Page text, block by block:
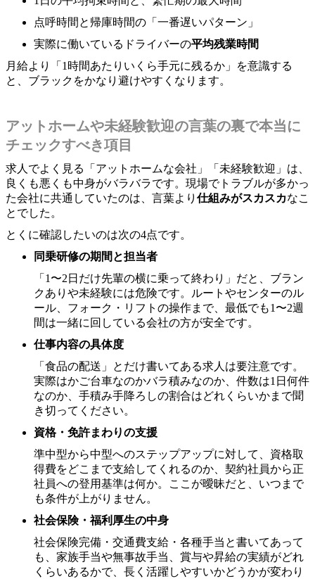
点呼時間と帰庫時間の「一番遅いパターン」
実際に働いているドライバーの平均残業時間
月給より「1時間あたりいくら手元に残るか」を意識する
と、ブラックをかなり避けやすくなります。
アットホームや未経験歓迎の言葉の裏で本当に
チェックすべき項目
求人でよく見る「アットホームな会社」「未経験歓迎」は、
良くも悪くも中身がバラバラです。現場でトラブルが多かっ
た会社に共通していたのは、言葉より 仕組みがスカスカなこ
とでした。
とくに確認したいのは次の4点です。
同乗研修の期間と担当者
「1〜2日だけ先輩の横に乗って終わり」だと、ブラン
クありや未経験には危険です。ルートやセンターのル
ール、フォーク・リフトの操作まで、最低でも1〜2週
間は一緒に回している会社の方が安全です。
仕事内容の具体度
「食品の配送」とだけ書いてある求人は要注意です。
実際はかご台車なのかバラ積みなのか、件数は1日何件
なのか、手積み手降ろしの割合はどれくらいかまで聞
き切ってください。
資格・免許まわりの支援
準中型から中型へのステップアップに対して、資格取
得費をどこまで支給してくれるのか、契約社員から正
社員への登用基準は何か。ここが曖昧だと、いつまで
も条件が上がりません。
社会保険・福利厚生の中身
社会保険完備・交通費支給・各種手当と書いてあって
も、家族手当や無事故手当、賞与や昇給の実績がどれ
くらいあるかで、長く活躍しやすいかどうかが変わり